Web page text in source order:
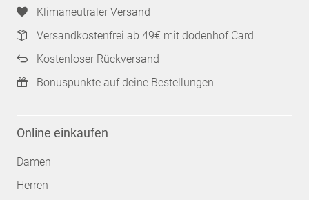
Klimaneutraler Versand
Versandkostenfrei ab 49€ mit dodenhof Card
Kostenloser Rückversand
Bonuspunkte auf deine Bestellungen
Online einkaufen
Damen
Herren